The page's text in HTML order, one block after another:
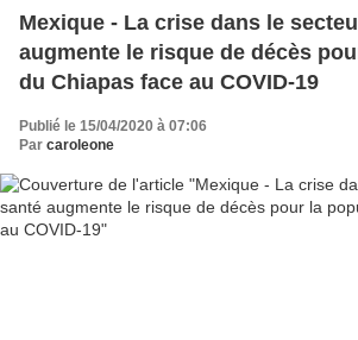
Mexique - La crise dans le
augmente le risque de décès
du Chiapas face au COVID-19
Publié le 15/04/2020 à 07:06
Par caroleone